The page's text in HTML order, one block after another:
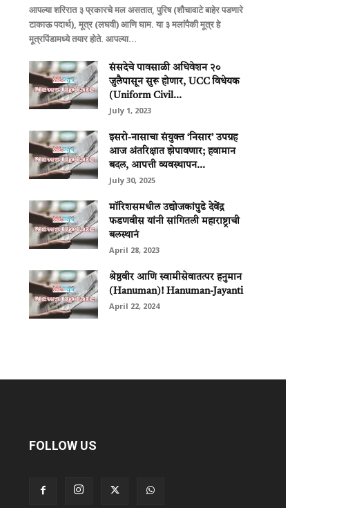
आपल्या शरिरात ३ प्रकारचे मल असतात, पुरिष (शौचावाटे बाहेर पडणारे
टाकाऊ पदार्थ), मूत्र (लघवी) आणि घाम. या ३ मलांपैकी मूत्र हे
मूत्रपिंडामध्ये तयार होते. आपल्या...
संसदेचे पावसाळी अधिवेशन २०
जुलैपासून सुरू होणार, UCC विधेयक
(Uniform Civil...
July 1, 2023
इसरो-नासाचा संयुक्त ‘निसार’ उपग्रह
आज अंतरिक्षात झेपावणार; हवामान
बदल, आपत्ती व्यवस्थापन...
July 30, 2025
मॉरिशसमधील उद्योजकांपुढे देवेंद्र
फडणवीस यांनी सांगितली महाराष्ट्राची
बलस्थानं
April 28, 2023
श्रेष्ठवीर आणि स्वामीसेवातत्पर हनुमान
(Hanuman)! Hanuman-Jayanti
April 22, 2024
FOLLOW US